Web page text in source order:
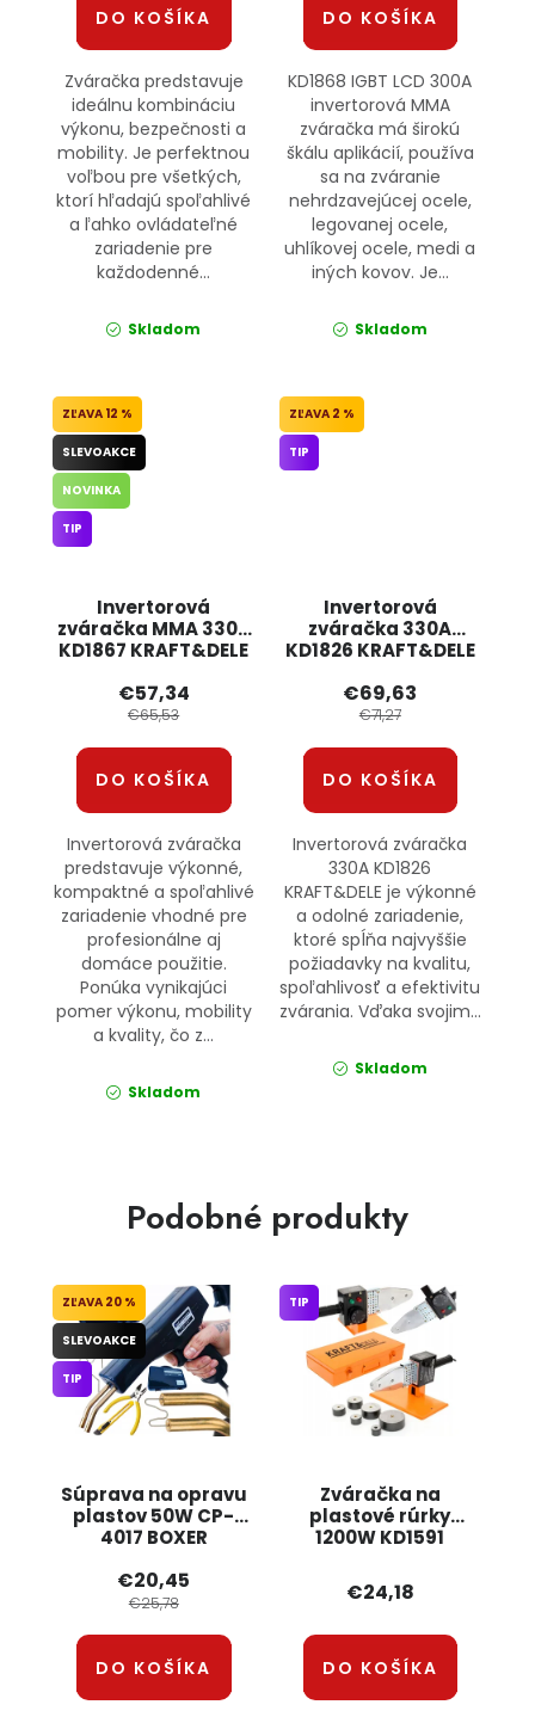
DO KOŠÍKA
Zváračka predstavuje
ideálnu kombináciu
výkonu, bezpečnosti a
mobility. Je perfektnou
voľbou pre všetkých,
ktorí hľadajú spoľahlivé
a ľahko ovládateľné
zariadenie pre
každodenné...
Skladom
DO KOŠÍKA
KD1868 IGBT LCD 300A
invertorová MMA
zváračka má širokú
škálu aplikácií, používa
sa na zváranie
nehrdzavejúcej ocele,
legovanej ocele,
uhlíkovej ocele, medi a
iných kovov. Je...
Skladom
Invertorová
zváračka MMA 330A
KD1867 KRAFT&DELE
12 %
SLEVOAKCE
NOVINKA
TIP
€57,34
€65,53
DO KOŠÍKA
Invertorová zváračka
predstavuje výkonné,
kompaktné a spoľahlivé
zariadenie vhodné pre
profesionálne aj
domáce použitie.
Ponúka vynikajúci
pomer výkonu, mobility
a kvality, čo z...
Skladom
Invertorová
zváračka 330A
KD1826 KRAFT&DELE
2 %
TIP
€69,63
€71,27
DO KOŠÍKA
Invertorová zváračka
330A KD1826
KRAFT&DELE je výkonné
a odolné zariadenie,
ktoré spĺňa najvyššie
požiadavky na kvalitu,
spoľahlivosť a efektivitu
zvárania. Vďaka svojim...
Skladom
Podobné produkty
Súprava na opravu
plastov 50W CP-
4017 BOXER
20 %
SLEVOAKCE
TIP
€20,45
€25,78
DO KOŠÍKA
Zváračka na
plastové rúrky
1200W KD1591
TIP
€24,18
DO KOŠÍKA